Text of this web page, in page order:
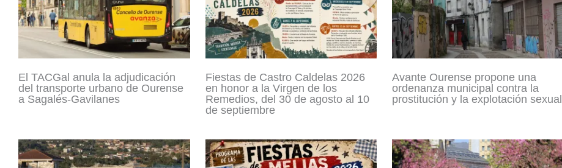
El TACGal anula la adjudicación
del transporte urbano de Ourense
a Sagalés-Gavilanes
Fiestas de Castro Caldelas 2026
en honor a la Virgen de los
Remedios, del 30 de agosto al 10
de septiembre
Avante Ourense propone una
ordenanza municipal contra la
prostitución y la explotación sexual